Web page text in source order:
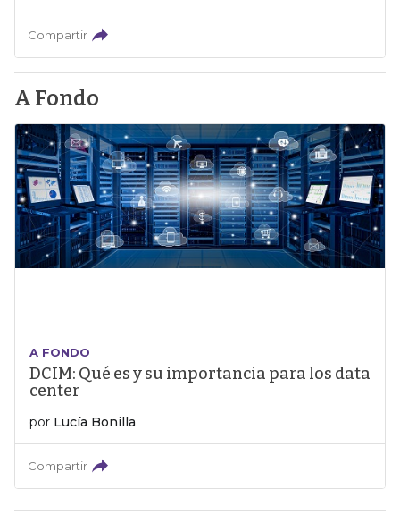
Compartir
A Fondo
A FONDO
DCIM: Qué es y su importancia para los data
center
por Lucía Bonilla
Compartir